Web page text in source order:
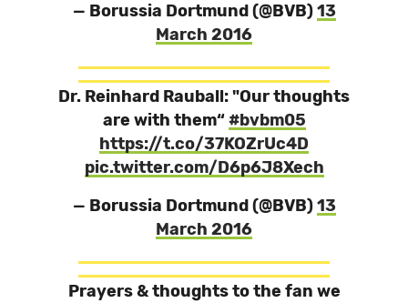
— Borussia Dortmund (@BVB)13
March 2016
Dr. Reinhard Rauball: "Our thoughts
are with them“#bvbm05
https://t.co/37KOZrUc4D
pic.twitter.com/D6p6J8Xech
— Borussia Dortmund (@BVB)13
March 2016
Prayers & thoughts to the fan we